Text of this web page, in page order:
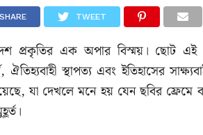
SHARE TWEET
প্রকৃতির এক অপার বিস্ময়। ছোট
ঐতিহ্যবাহী স্থাপত্য এবং ইতিহাসের
যা দেখলে মনে হয় যেন ছবির ফ্রেমে